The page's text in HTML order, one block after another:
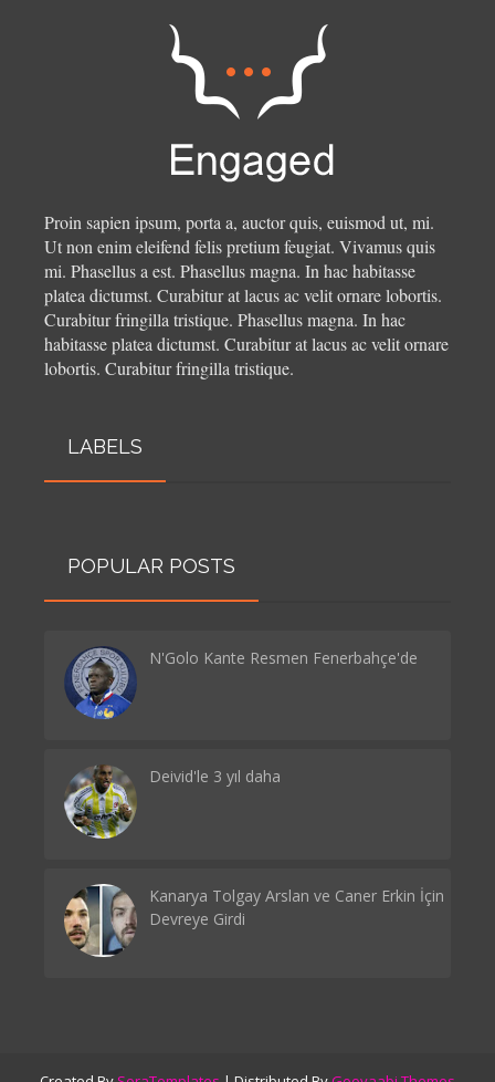
Proin sapien ipsum, porta a, auctor quis, euismod ut, mi.
Ut non enim eleifend felis pretium feugiat. Vivamus quis
mi. Phasellus a est. Phasellus magna. In hac habitasse
platea dictumst. Curabitur at lacus ac velit ornare lobortis.
Curabitur fringilla tristique. Phasellus magna. In hac
habitasse platea dictumst. Curabitur at lacus ac velit ornare
lobortis. Curabitur fringilla tristique.
LABELS
POPULAR POSTS
N'Golo Kante Resmen Fenerbahçe'de
Deivid'le 3 yıl daha
Kanarya Tolgay Arslan ve Caner Erkin İçin
Devreye Girdi